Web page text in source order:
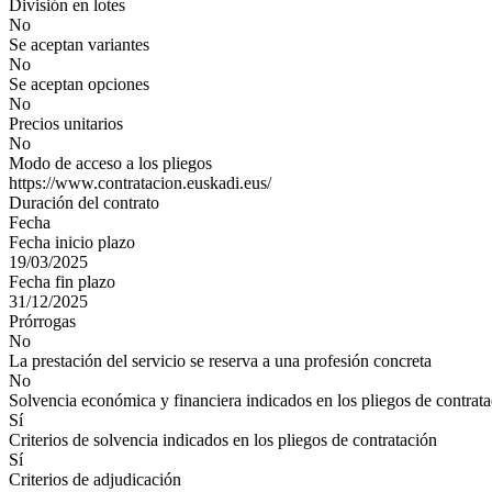
División en lotes
No
Se aceptan variantes
No
Se aceptan opciones
No
Precios unitarios
No
Modo de acceso a los pliegos
https://www.contratacion.euskadi.eus/
Duración del contrato
Fecha
Fecha inicio plazo
19/03/2025
Fecha fin plazo
31/12/2025
Prórrogas
No
La prestación del servicio se reserva a una profesión concreta
No
Solvencia económica y financiera indicados en los pliegos de
Sí
Criterios de solvencia indicados en los pliegos de contratación
Sí
Criterios de adjudicación